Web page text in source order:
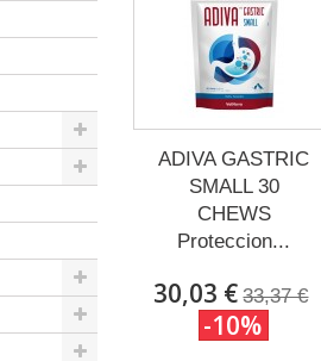
ADIVA GASTRIC
SMALL 30
CHEWS
Proteccion...
30,03 € 33,37 €
-10%